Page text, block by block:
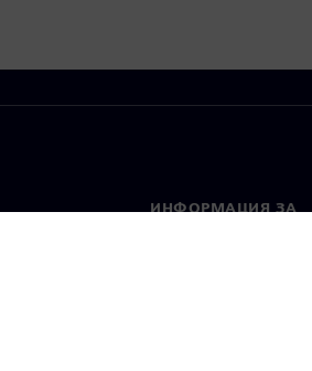
ИНФОРМАЦИЯ ЗА